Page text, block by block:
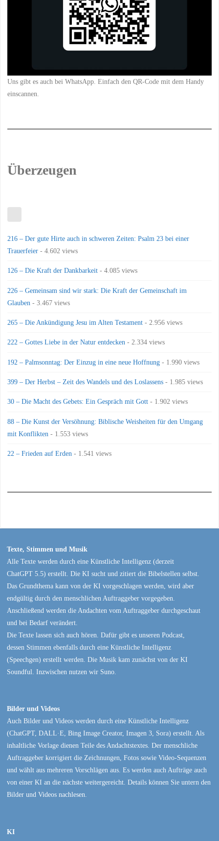
Uns gibt es auch bei WhatsApp. Einfach den QR-Code mit dem Handy
einscannen.
Überzeugen
216 – Der gute Hirte auch in schweren Zeiten: Psalm 23 bei einer
Trauerfeier - 4.602 views
126 – Die Kraft der Dankbarkeit - 4.085 views
226 – Gemeinsam sind wir stark: Die Kraft der Gemeinschaft im
Glauben - 3.467 views
265 – Die Ankündigung Jesu im Alten Testament - 2.956 views
222 – Gottes Liebe in der Natur entdecken - 2.334 views
192 – Palmsonntag: Der Einzug in eine neue Hoffnung - 1.990 views
399 – Der Herbst – Zeit des Wandels und des Loslassens - 1.985 views
30 – Die Macht des Gebets: Ein Gespräch mit Gott - 1.902 views
88 – Die Kunst der Versöhnung: Biblische Weisheiten für den Umgang
mit Konflikten - 1.553 views
22 – Frieden auf Erden - 1.541 views
Texte, Stimmen und Musik
Alle Texte werden durch eine Künstliche Intelligenz (derzeit
ChatGPT 5.5) erstellt. Die KI sucht und zitiert die Bibelstellen selbst.
Das Grundthema kann von der KI vorgeschlagen werden, wird aber
endgültig durch den menschlichen Auftraggeber vorgegeben.
Anschließend werden die Andachten vom Auftraggeber durchgeschaut
und bei Bedarf verändert.
Die Texte lassen sich auch hören. Dafür gibt es unseren Podcast,
dessen Stimmen ebenfalls durch eine Künstliche Intelligenz
(Speechgen) erstellt werden. Die Musik kam zunächst von der KI
Soundful. Inzwischen nutzen wir Suno.
Bilder und Videos
Auch Bilder und Videos werden durch eine Künstliche Intelligenz
(ChatGPT, DALL·E, Bing Image Creator, Imagen 3, Sora) erstellt. Als
inhaltliche Vorlage dienen Teile des Andachtstextes. Der menschliche
Auftraggeber korrigiert die Zeichnungen, Fotos sowie Video-Sequenzen
und wählt aus mehreren Vorschlägen aus. Es werden auch Aufträge auch
von einer KI an die nächste weitergereicht. Details können Sie untern den
Bilder und Videos nachlesen.
KI